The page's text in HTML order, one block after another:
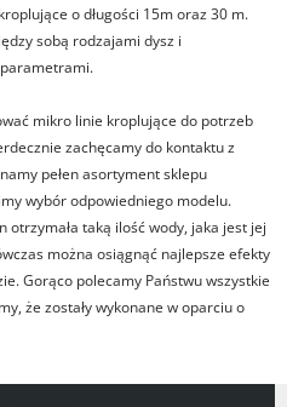
o długości 15m oraz 30 m.
sobą rodzajami dysz i
mikro linie kroplujące do potrzeb
zachęcamy do kontaktu z
pełen asortyment sklepu
wybór odpowiedniego modelu.
otrzymała taką ilość wody, jaka jest jej
można osiągnąć najlepsze efekty
Gorąco polecamy Państwu wszystkie
że zostały wykonane w oparciu o